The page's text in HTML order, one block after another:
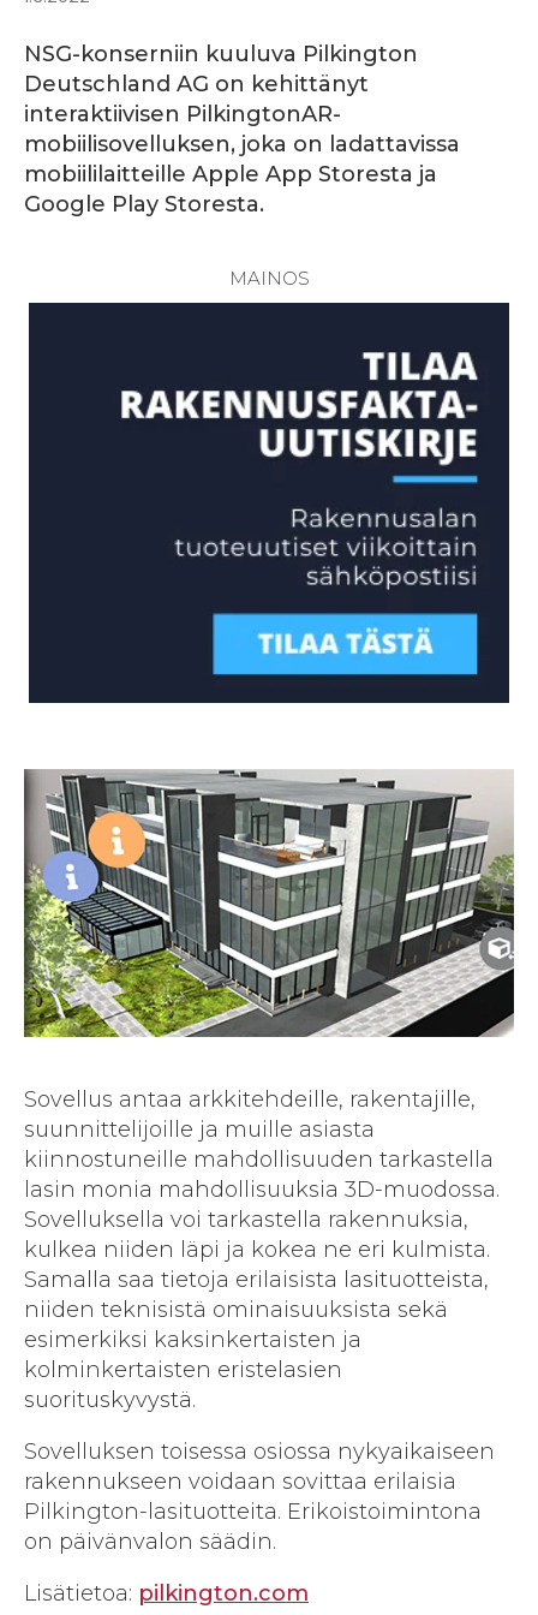
NSG-konserniin kuuluva Pilkington
Deutschland AG on kehittänyt
interaktiivisen PilkingtonAR-
mobiilisovelluksen, joka on ladattavissa
mobiililaitteille Apple App Storesta ja
Google Play Storesta.
Sovellus antaa arkkitehdeille, rakentajille,
suunnittelijoille ja muille asiasta
kiinnostuneille mahdollisuuden tarkastella
lasin monia mahdollisuuksia 3D-muodossa.
Sovelluksella voi tarkastella rakennuksia,
kulkea niiden läpi ja kokea ne eri kulmista.
Samalla saa tietoja erilaisista lasituotteista,
niiden teknisistä ominaisuuksista sekä
esimerkiksi kaksinkertaisten ja
kolminkertaisten eristelasien
suorituskyvystä.
Sovelluksen toisessa osiossa nykyaikaiseen
rakennukseen voidaan sovittaa erilaisia
Pilkington-lasituotteita. Erikoistoimintona
on päivänvalon säädin.
Lisätietoa: pilkington.com